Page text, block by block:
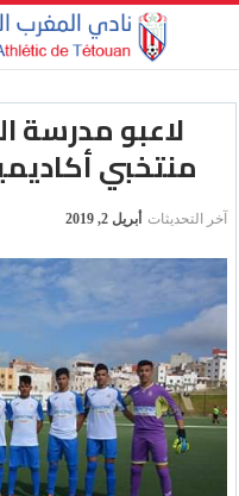
لاعبو مدرسة
منتخبي
آخر التحديثات أبريل 2, 2019